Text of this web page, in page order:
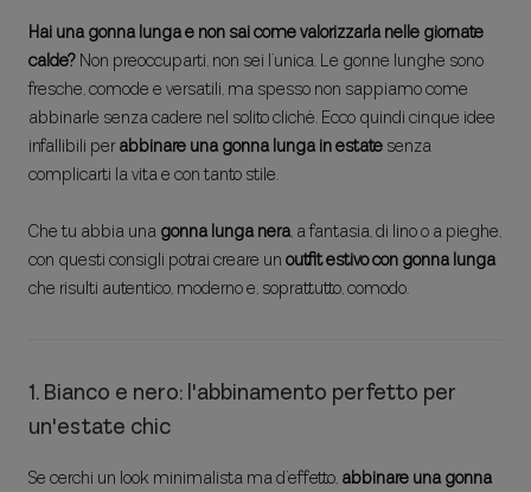
Hai una gonna lunga e non sai come valorizzarla nelle giornate
calde?Non preoccuparti, non sei l’unica. Le gonne lunghe sono
fresche, comode e versatili, ma spesso non sappiamo come
abbinarle senza cadere nel solito cliché. Ecco quindi cinque idee
infallibili perabbinare una gonna lunga in estatesenza
complicarti la vita e con tanto stile.
Che tu abbia unagonna lunga nera, a fantasia, di lino o a pieghe,
con questi consigli potrai creare unoutfit estivo con gonna lunga
che risulti autentico, moderno e, soprattutto, comodo.
1. Bianco e nero: l'abbinamento perfetto per
un'estate chic
Se cerchi un look minimalista ma d’effetto,abbinare una gonna